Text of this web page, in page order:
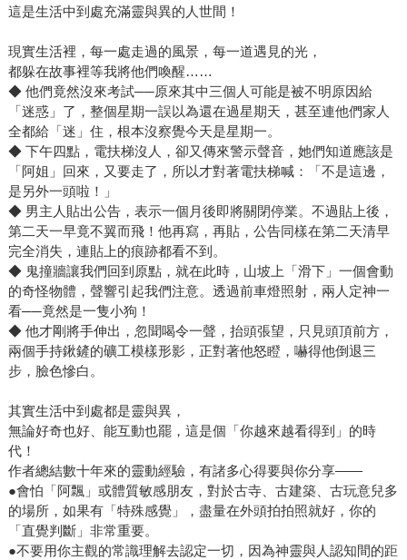
這是生活中到處充滿靈與異的人世間！
現實生活裡，每一處走過的風景，每一道遇見的光，
都躲在故事裡等我將他們喚醒……
◆ 他們竟然沒來考試──原來其中三個人可能是被不明原因給
「迷惑」了，整個星期一誤以為還在過星期天，甚至連他們家人
全都給「迷」住，根本沒察覺今天是星期一。
◆ 下午四點，電扶梯沒人，卻又傳來警示聲音，她們知道應該是
「阿姐」回來，又要走了，所以才對著電扶梯喊：「不是這邊，
是另外一頭啦！」
◆ 男主人貼出公告，表示一個月後即將關閉停業。不過貼上後，
第二天一早竟不翼而飛！他再寫，再貼，公告同樣在第二天清早
完全消失，連貼上的痕跡都看不到。
◆ 鬼撞牆讓我們回到原點，就在此時，山坡上「滑下」一個會動
的奇怪物體，聲響引起我們注意。透過前車燈照射，兩人定神一
看──竟然是一隻小狗！
◆ 他才剛將手伸出，忽聞喝令一聲，抬頭張望，只見頭頂前方，
兩個手持鍬鏟的礦工模樣形影，正對著他怒瞪，嚇得他倒退三
步，臉色慘白。
其實生活中到處都是靈與異，
無論好奇也好、能互動也罷，這是個「你越來越看得到」的時
代！
作者總結數十年來的靈動經驗，有諸多心得要與你分享——
●會怕「阿飄」或體質敏感朋友，對於古寺、古建築、古玩意兒多
的場所，如果有「特殊感覺」，盡量在外頭拍拍照就好，你的
「直覺判斷」非常重要。
●不要用你主觀的常識理解去認定一切，因為神靈與人認知間的距